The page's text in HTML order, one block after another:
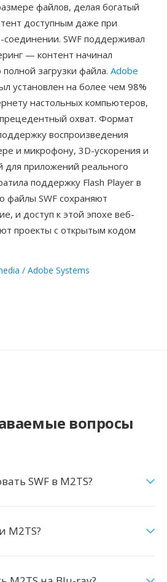
файлов, делая богатый
доступным даже при
SWF поддерживал
— контент начинал
загрузки файла. Adobe
установлен на более чем 98%
настольных компьютеров,
охват. Формат
воспроизведения
и микрофону, 3D-ускорения и
для приложений реального
поддержку Flash Player в
файлы SWF сохраняют
и доступ к этой эпохе веб-
проекты с открытым кодом
/ Adobe Systems
вопросы
SWF в M2TS?
M2TS?